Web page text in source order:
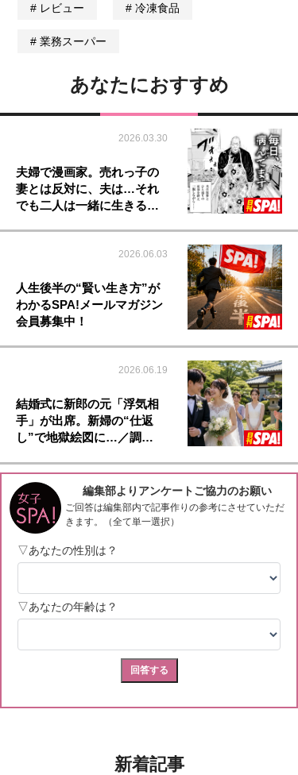
レビュー 冷凍食品
業務スーパー
あなたにおすすめ
2026.03.30
夫婦で漫画家。売れっ子の
妻とは反対に、夫は…それ
でも二人は一緒に生きる…
2026.06.03
人生後半の“賢い生き方”が
わかるSPA!メールマガジン
会員募集中！
2026.06.19
結婚式に新郎の元「浮気相
手」が出席。新婦の“仕返
し”で地獄絵図に…／調…
新着記事